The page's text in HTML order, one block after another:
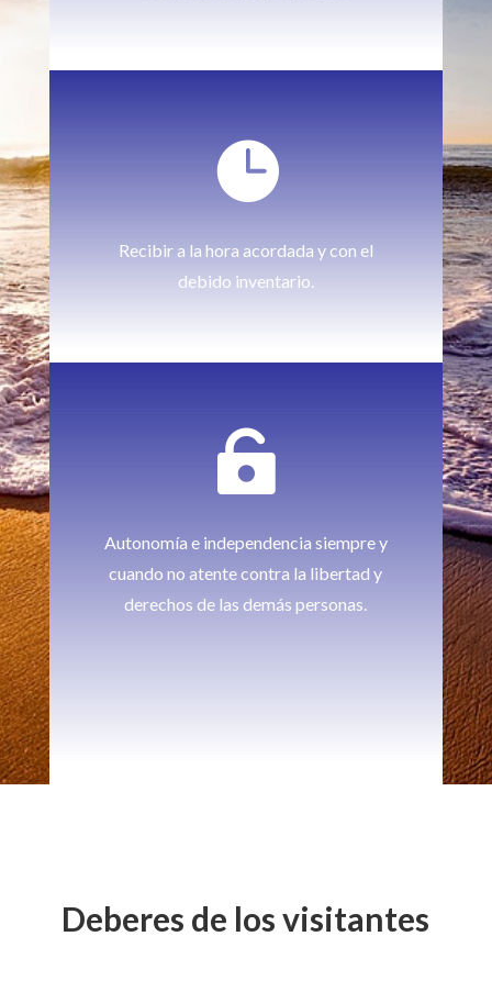

Recibir a la hora acordada y con el
debido inventario.

Autonomía e independencia siempre y
cuando no atente contra la libertad y
derechos de las demás personas.
Deberes de los visitantes